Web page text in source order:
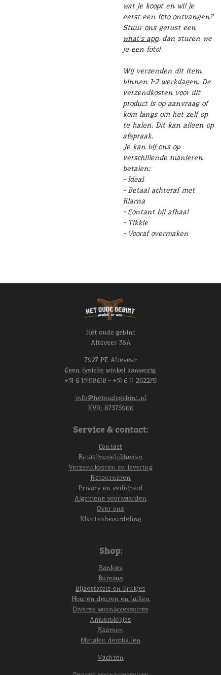
wat je koopt en wil je
eerst een foto ontvangen?
Stuur ons gerust een
what's app, dan sturen we
je een foto!
Wij verzenden dit item
binnen 1-2 werkdagen. De
verzendkosten voor dit
product is op aanvraag of
kom langs om het zelf op
te halen. Dit kan alleen op
afspraak.
Je kan bij ons op
verschillende manieren
betalen:
- Ideal
- Betaal achteraf met
Klarna
- Contant bij afhaal
- Tikkie
- Vooraf overmaken
Het oude gebint
Alteveer 38A
7927 PE Alteveer
Geen fysieke winkel aanwezig.
+31 6 15198618 - +31 6 11 262279
info@hetoudegebint.nl
KVK: 87375966
Service & contact:
Contact
Betaalmogelijkheden
Verzendkosten en levering
Retourneren
Privacy en veiligheid
Algemene voorwaarden
Over ons
Klantenbeoordeling
Shop:
Bankjes
Bureaus
Bijzettafels en krukjes
Houten deuren en luiken
Diverse woonaccessoires
Amberblokjes
Kaarsen
Metalen decoballen
Vachten